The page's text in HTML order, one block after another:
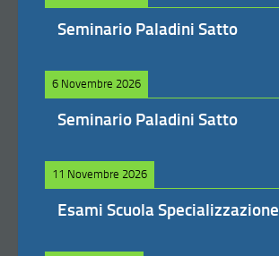
Seminario Paladini Satto
6 Novembre 2026
Seminario Paladini Satto
11 Novembre 2026
Esami Scuola Specializzazione